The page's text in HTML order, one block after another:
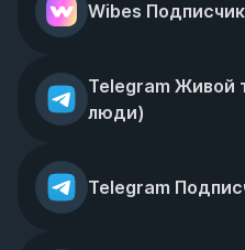
Wibes
Telegram Живой
люди)
Telegram